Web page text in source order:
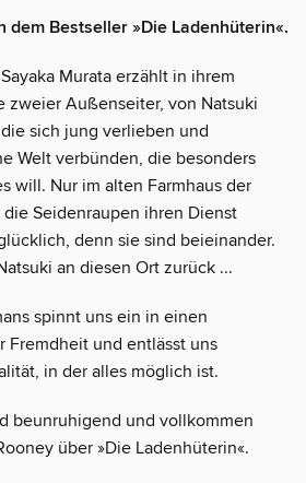
dem Bestseller »Die Ladenhüterin«.
Murata erzählt in ihrem
zweier Außenseiter, von Natsuki
sich jung verlieben und
Welt verbünden, die besonders
will. Nur im alten Farmhaus der
Seidenraupen ihren Dienst
denn sie sind beieinander.
an diesen Ort zurück ...
spinnt uns ein in einen
Fremdheit und entlässt uns
in der alles möglich ist.
beunruhigend und vollkommen
über »Die Ladenhüterin«.